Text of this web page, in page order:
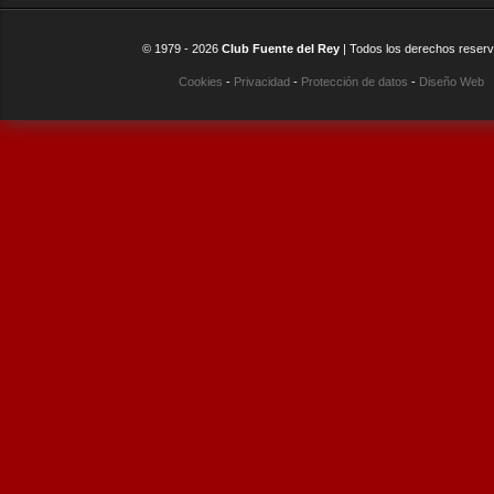
© 1979 - 2026 Club Fuente del Rey| Todos los derechos
Cookies - Privacidad- Protección de datos - Diseño Web